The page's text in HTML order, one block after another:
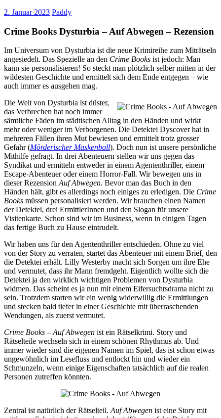
2. Januar 2023 Paddy
Crime Books Dysturbia – Auf Abwegen – Rezension
Im Universum von Dysturbia ist die neue Krimireihe zum Miträtseln
angesiedelt. Das Spezielle an den Crime Books ist jedoch: Man
kann sie personalisieren! So steckt man plötzlich selber mitten in der
wildesten Geschichte und ermittelt sich dem Ende entgegen – wie
auch immer es ausgehen mag.
Die Welt von Dysturbia ist düster,
das Verbrechen hat noch immer
sämtliche Fäden im städtischen Alltag in den Händen und wirkt
mehr oder weniger im Verborgenen. Die Detektei Dyscover hat in
mehreren Fällen ihren Mut bewiesen und ermittelt trotz grosser
Gefahr (Mörderischer Maskenball). Doch nun ist unsere persönliche
Mithilfe gefragt. In drei Abenteuern stellen wir uns gegen das
Syndikat und ermitteln entweder in einem Agententhriller, einem
Escape-Abenteuer oder einem Horror-Fall. Wir bewegen uns in
dieser RezensionAuf Abwegen. Bevor man das Buch in den
Händen hält, gibt es allerdings noch einiges zu erledigen. Die Crime
Books müssen personalisiert werden. Wir brauchen einen Namen
der Detektei, drei ErmittlerInnen und den Slogan für unsere
Visitenkarte. Schon sind wir im Business, wenn in einigen Tagen
das fertige Buch zu Hause eintrudelt.
Wir haben uns für den Agententhriller entschieden. Ohne zu viel
von der Story zu verraten, startet das Abenteuer mit einem Brief, den
die Detektei erhält. Lilly Westerby macht sich Sorgen um ihre Ehe
und vermutet, dass ihr Mann fremdgeht. Eigentlich wollte sich die
Detektei ja den wirklich wichtigen Problemen von Dysturbia
widmen. Das scheint es ja nun mit einem Eifersuchtsdrama nicht zu
sein. Trotzdem starten wir ein wenig widerwillig die Ermittlungen
und stecken bald tiefer in einer Geschichte mit überraschenden
Wendungen, als zuerst vermutet.
Crime Books – Auf Abwegen ist ein Rätselkrimi. Story und
Rätselteile wechseln sich in einem schönen Rhythmus ab. Und
immer wieder sind die eigenen Namen im Spiel, das ist schon etwas
ungewöhnlich im Lesefluss und entlockt hin und wieder ein
Schmunzeln, wenn einige Eigenschaften tatsächlich auf die realen
Personen zutreffen könnten.
Zentral ist natürlich der Rätselteil.Auf Abwegen ist eine Story mit